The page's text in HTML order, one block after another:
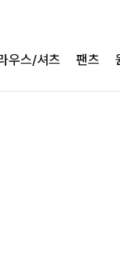
우스/셔츠 팬츠